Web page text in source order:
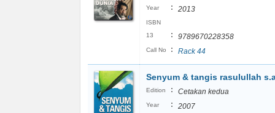
Year : 2013
ISBN
13
: 9789670228358
Call No : Rack 44
Senyum & tangis rasulullah
Edition : Cetakan kedua
Year : 2007